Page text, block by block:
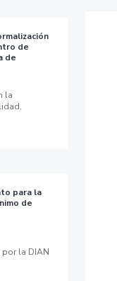
de
de
la
para la
de
la DIAN